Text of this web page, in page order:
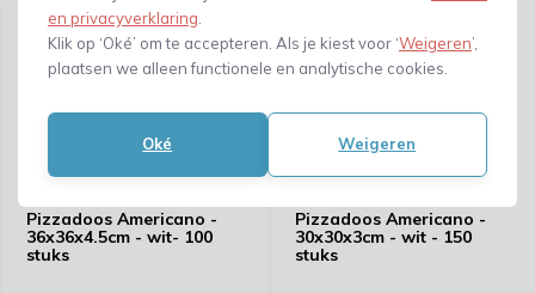
en privacyverklaring
Klik op ‘Oké’ om te accepteren. Als je kiest voor ‘Weigeren’,
plaatsen we alleen functionele en analytische cookies.
Oké Weigeren
Pizzadoos Americano -
36x36x4.5cm - wit- 100
stuks
Pizzadoos Americano -
30x30x3cm - wit - 150
stuks